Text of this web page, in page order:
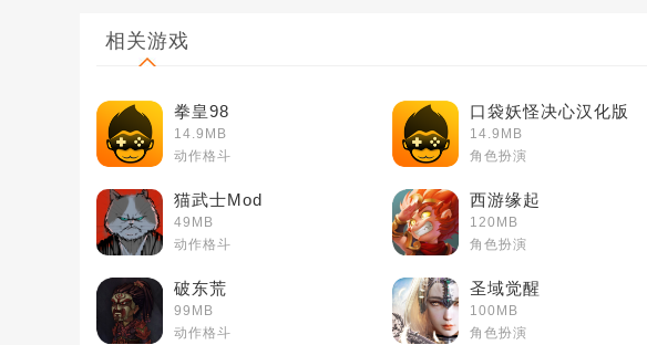
相关游戏
拳皇98
14.9MB
动作格斗
口袋妖怪决心汉化版
14.9MB
角色扮演
猫武士Mod
49MB
动作格斗
西游缘起
120MB
角色扮演
破东荒
99MB
动作格斗
圣域觉醒
100MB
角色扮演